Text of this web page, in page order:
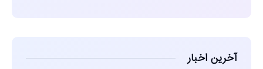
آخرین اخبار